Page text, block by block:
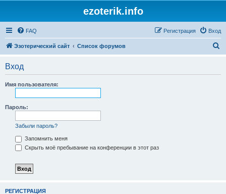
ezoterik.info
FAQ Вход
Регистрация
Эзотерический сайт Список форумов
Вход
Имя пользователя:
Пароль:
Забыли пароль?
Запомнить меня
Скрыть моё пребывание на конференции в этот раз
РЕГИСТРАЦИЯ